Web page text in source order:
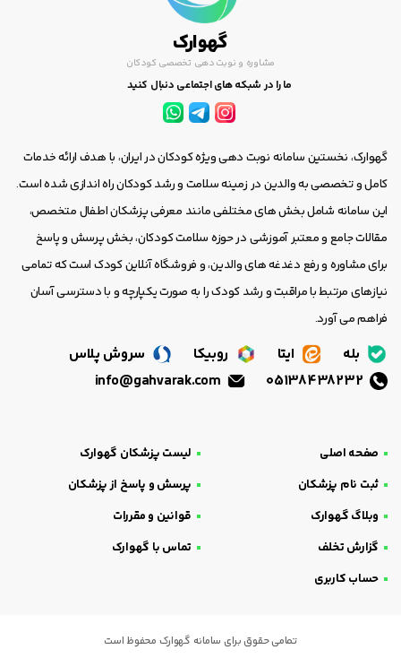
گهوارک
مشاوره و نوبت دهی تخصصی کودکان
ما را در شبکه های اجتماعی دنبال کنید
گهوارک، نخستین سامانه نوبت دهی ویژه کودکان در ایران، با هدف ارائه خدمات
کامل و تخصصی به والدین در زمینه سلامت و رشد کودکان راه اندازی شده است.
این سامانه شامل بخش های مختلفی مانند معرفی پزشکان اطفال متخصص،
مقالات جامع و معتبر آموزشی در حوزه سلامت کودکان، بخش پرسش و پاسخ
برای مشاوره و رفع دغدغه های والدین، و فروشگاه آنلاین کودک است که تمامی
نیازهای مرتبط با مراقبت و رشد کودک را به صورت یکپارچه و با دسترسی آسان
فراهم می آورد.
بله ایتا روبیکا
سروش پلاس
صفحه اصلی
لیست پزشکان گهوارک
ثبت نام پزشکان
پرسش و پاسخ از پزشکان
وبلاگ گهوارک
قوانین و مقررات
گزارش تخلف
تماس با گهوارک
حساب کاربری
تمامی حقوق برای سامانه گهوارک محفوظ است